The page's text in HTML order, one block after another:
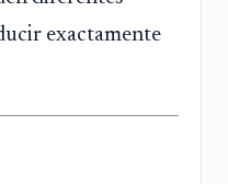
exactamente